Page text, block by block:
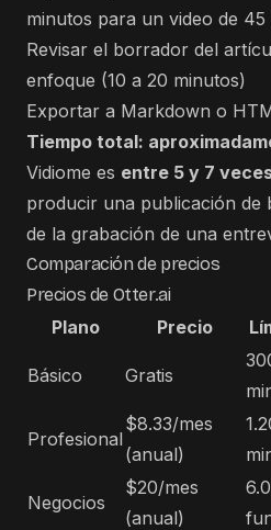
minutos para un video de 45
Revisar el borrador del
enfoque (10 a 20 minutos)
Exportar a Markdown o
Tiempo total:
Vidiome es entre 5 y 7
producir una publicación de
de la grabación de una
Comparación de precios
Precios de Otter.ai
Plano Precio
Básico Gratis
Profesional
$8.33/mes
(anual)
Negocios
$20/mes
(anual)